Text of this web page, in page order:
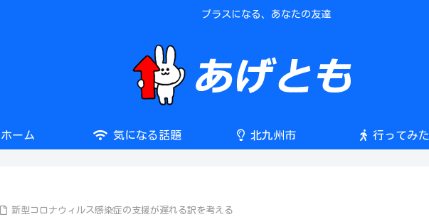
プラスになる、あなたの友達
ホーム 気になる話題 北九州市 行ってみた
新型コロナウィルス感染症の支援が遅れる訳を考える